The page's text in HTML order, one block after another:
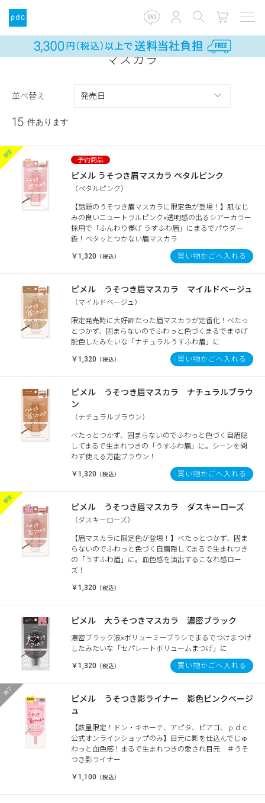
マスカラ
並べ替え
15 件あります
ピメル うそつき眉マスカラ ペタルピンク
（ペタルピンク）
【話題のうそつき眉マスカラに限定色が登場！】肌なじ
みの良いニュートラルピンク×透明感の出るシアーカラー
採用で「ふんわり儚げ うすふわ眉」にまるでパウダー
級！ベタッとつかない眉マスカラ
￥1,320 （税込） 買い物かごへ入れる
ピメル うそつき眉マスカラ マイルドベージュ
（マイルドベージュ）
限定発売時に大好評だった眉マスカラが定番化！べたっ
とつかず、固まらないのでふわっと色づくまるでまゆげ
脱色したみたいな「ナチュラルうすふわ眉」に
￥1,320 （税込） 買い物かごへ入れる
ピメル うそつき眉マスカラ ナチュラルブラウ
ン
（ナチュラルブラウン）
べたっとつかず、固まらないのでふわっと色づく自眉隠
してまるで生まれつきの「うすふわ眉」に。シーンを問
わず使える万能ブラウン！
￥1,320 （税込） 買い物かごへ入れる
ピメル うそつき眉マスカラ ダスキーローズ
（ダスキーローズ）
【眉マスカラに限定色が登場！】べたっとつかず、固ま
らないのでふわっと色づく自眉隠してまるで生まれつき
の「うすふわ眉」に。血色感を演出するこなれ感ロー
ズ！
￥1,320 （税込）
ピメル 大うそつきマスカラ 濃密ブラック
濃密ブラック液×ボリューミーブラシでまるでつけまつげ
したみたいな「セパレートボリュームまつげ」に
￥1,320 （税込） 買い物かごへ入れる
ピメル うそつき影ライナー 影色ピンクベージ
ュ
【数量限定！ドン・キホーテ、アピタ、ピアゴ、ｐｄｃ
公式オンラインショップのみ】目元に影を仕込んでじゅ
わっと血色感！まるで生まれつきの愛され目元 ＃うそ
つき影ライナー
￥1,100 （税込）